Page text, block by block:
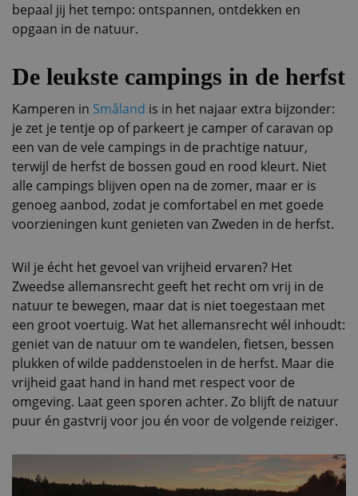
bepaal jij het tempo: ontspannen, ontdekken en
opgaan in de natuur.
De leukste campings in de herfst
Kamperen in Småland is in het najaar extra bijzonder:
je zet je tentje op of parkeert je camper of caravan op
een van de vele campings in de prachtige natuur,
terwijl de herfst de bossen goud en rood kleurt. Niet
alle campings blijven open na de zomer, maar er is
genoeg aanbod, zodat je comfortabel en met goede
voorzieningen kunt genieten van Zweden in de herfst.
Wil je écht het gevoel van vrijheid ervaren? Het
Zweedse allemansrecht geeft het recht om vrij in de
natuur te bewegen, maar dat is niet toegestaan met
een groot voertuig. Wat het allemansrecht wél inhoudt:
geniet van de natuur om te wandelen, fietsen, bessen
plukken of wilde paddenstoelen in de herfst. Maar die
vrijheid gaat hand in hand met respect voor de
omgeving. Laat geen sporen achter. Zo blijft de natuur
puur én gastvrij voor jou én voor de volgende reiziger.